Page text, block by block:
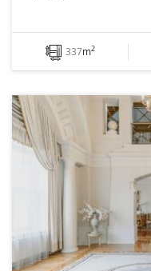
337m2